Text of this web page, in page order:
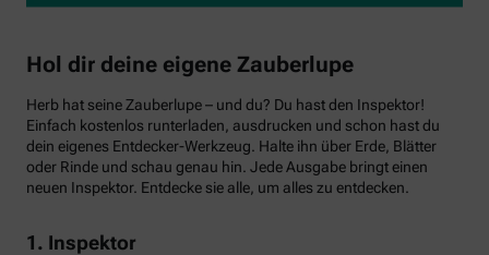
Hol dir deine eigene Zauberlupe
Herb hat seine Zauberlupe – und du? Du hast den Inspektor!
Einfach kostenlos runterladen, ausdrucken und schon hast du
dein eigenes Entdecker-Werkzeug. Halte ihn über Erde, Blätter
oder Rinde und schau genau hin. Jede Ausgabe bringt einen
neuen Inspektor. Entdecke sie alle, um alles zu entdecken.
1. Inspektor